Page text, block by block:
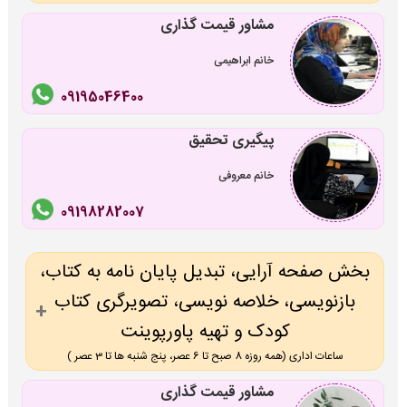
مشاور قیمت گذاری
خانم ابراهیمی
09195046400
پیگیری تحقیق
خانم معروفی
09198282007
بخش صفحه آرایی، تبدیل پایان نامه به کتاب،
بازنویسی، خلاصه نویسی، تصویرگری کتاب
کودک و تهیه پاورپوینت
ساعات اداری (همه روزه 8 صبح تا 6 عصر، پنج شنبه ها تا 3 عصر )
مشاور قیمت گذاری